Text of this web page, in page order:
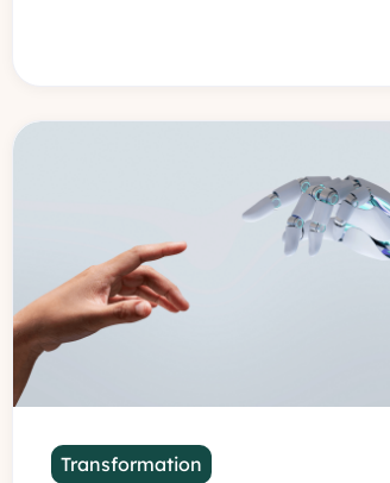
Transformation